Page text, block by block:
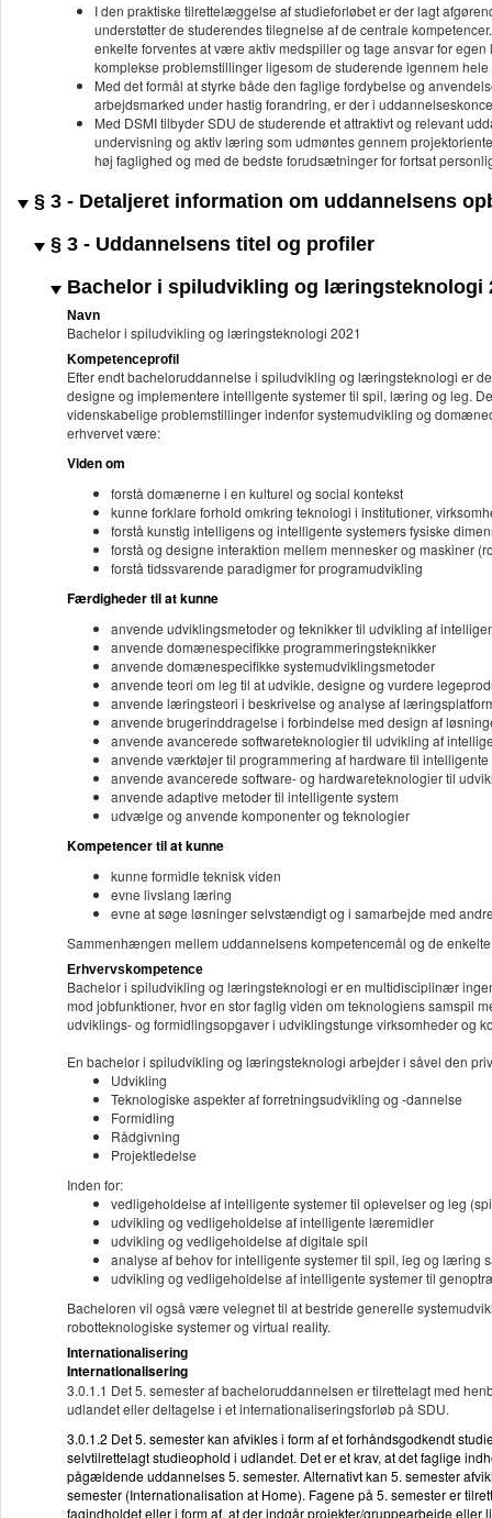
I den praktiske tilrettelæggelse af studieforløbet er der lagt
understøtter de studerendes tilegnelse af de centrale
enkelte forventes at være aktiv medspiller og tage ansvar for
komplekse problemstillinger ligesom de studerende igennem
Med det formål at styrke både den faglige fordybelse og
arbejdsmarked under hastig forandring, er der i
Med DSMI tilbyder SDU de studerende et attraktivt og relevant
undervisning og aktiv læring som udmøntes gennem
høj faglighed og med de bedste forudsætninger for fortsat
§ 3 - Detaljeret information om uddannelsens
§ 3 - Uddannelsens titel og profiler
Bachelor i spiludvikling og læringsteknologi
Navn
Bachelor i spiludvikling og læringsteknologi 2021
Kompetenceprofil
Efter endt bacheloruddannelse i spiludvikling og læringsteknologi er
designe og implementere intelligente systemer til spil, læring og leg.
videnskabelige problemstillinger indenfor systemudvikling og
erhvervet være:
Viden om
forstå domænerne i en kulturel og social kontekst
kunne forklare forhold omkring teknologi i institutioner,
forstå kunstig intelligens og intelligente systemers fysiske
forstå og designe interaktion mellem mennesker og maskiner
forstå tidssvarende paradigmer for programudvikling
Færdigheder til at kunne
anvende udviklingsmetoder og teknikker til udvikling af
anvende domænespecifikke programmeringsteknikker
anvende domænespecifikke systemudviklingsmetoder
anvende teori om leg til at udvikle, designe og vurdere
anvende læringsteori i beskrivelse og analyse af
anvende brugerinddragelse i forbindelse med design af
anvende avancerede softwareteknologier til udvikling af
anvende værktøjer til programmering af hardware til
anvende avancerede software- og hardwareteknologier til
anvende adaptive metoder til intelligente system
udvælge og anvende komponenter og teknologier
Kompetencer til at kunne
kunne formidle teknisk viden
evne livslang læring
evne at søge løsninger selvstændigt og i samarbejde med
Sammenhængen mellem uddannelsens kompetencemål og de
Erhvervskompetence
Bachelor i spiludvikling og læringsteknologi er en multidisciplinær
mod jobfunktioner, hvor en stor faglig viden om teknologiens samspil
udviklings- og formidlingsopgaver i udviklingstunge virksomheder og
En bachelor i spiludvikling og læringsteknologi arbejder i såvel den
Udvikling
Teknologiske aspekter af forretningsudvikling og -dannelse
Formidling
Rådgivning
Projektledelse
Inden for:
vedligeholdelse af intelligente systemer til oplevelser og leg
udvikling og vedligeholdelse af intelligente læremidler
udvikling og vedligeholdelse af digitale spil
analyse af behov for intelligente systemer til spil, leg og læring
udvikling og vedligeholdelse af intelligente systemer til
Bacheloren vil også være velegnet til at bestride generelle
robotteknologiske systemer og virtual reality.
Internationalisering
Internationalisering
3.0.1.1 Det 5. semester af bacheloruddannelsen er tilrettelagt med
udlandet eller deltagelse i et internationaliseringsforløb på SDU.
3.0.1.2 Det 5. semester kan afvikles i form af et forhåndsgodkendt
selvtilrettelagt studieophold i udlandet. Det er et krav, at det faglige
pågældende uddannelses 5. semester. Alternativt kan 5. semester
semester (Internationalisation at Home). Fagene på 5. semester er
fagindholdet eller i form af, at der indgår projekter/gruppearbejde